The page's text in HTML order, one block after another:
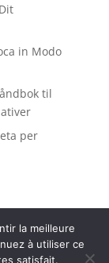
in Modo
til
per
la meilleure
à utiliser ce
satisfait.